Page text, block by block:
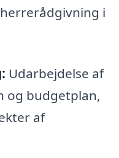
i
Udarbejdelse af
og budgetplan,
af